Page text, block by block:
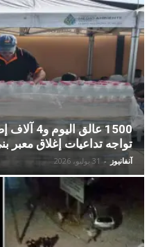
1500 عالق
تواجه تداعيات إغلاق معبر
آنفانيوز - 31 يوليو، 2026